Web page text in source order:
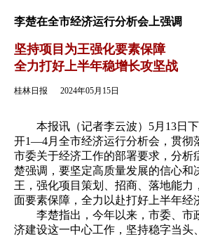
2024年05月15
李楚在全市经济运行分析会上强调
坚持项目为王强化要素保障
全力打好上半年稳增长攻坚战
桂林日报 2024年05月15日
本报讯（记者李云波）5月13日下
开1—4月全市经济运行分析会，贯彻
市委关于经济工作的部署要求，分析
楚强调，要坚定高质量发展的信心和
王，强化项目策划、招商、落地能力
面要素保障，全力以赴打好上半年经
李楚指出，今年以来，市委、市
济建设这一中心工作，坚持稳字当头